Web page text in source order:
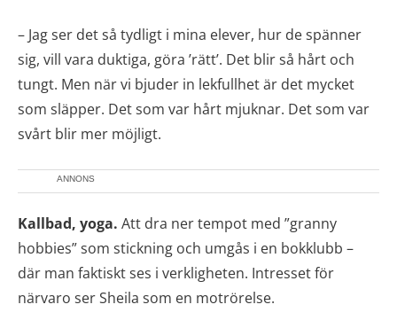
– Jag ser det så tydligt i mina elever, hur de spänner
sig, vill vara duktiga, göra ’rätt’. Det blir så hårt och
tungt. Men när vi bjuder in lekfullhet är det mycket
som släpper. Det som var hårt mjuknar. Det som var
svårt blir mer möjligt.
ANNONS
Kallbad, yoga. Att dra ner tempot med ”granny
hobbies” som stickning och umgås i en bokklubb –
där man faktiskt ses i verkligheten. Intresset för
närvaro ser Sheila som en motrörelse.